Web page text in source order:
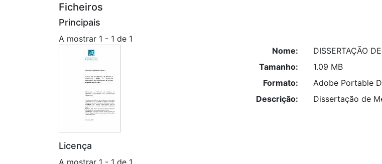
Ficheiros
Principais
A mostrar 1 - 1 de 1
Nome:
DISSERTAÇÃO
Tamanho:
1.09 MB
Formato:
Adobe Portable
Descrição:
Dissertação de
Licença
A mostrar 1 - 1 de 1